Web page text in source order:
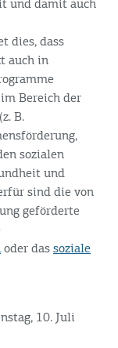
und damit auch
dies, dass
auch in
Bereich der
B.
sozialen
und
sind die von
geförderte
oder das soziale
10. Juli